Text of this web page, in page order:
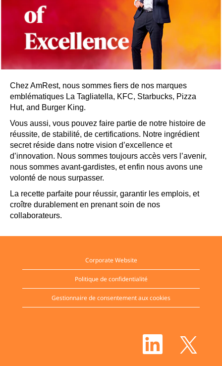
Chez AmRest, nous sommes fiers de nos marques
emblématiques La Tagliatella, KFC, Starbucks, Pizza
Hut, and Burger King.
Vous aussi, vous pouvez faire partie de notre histoire de
réussite, de stabilité, de certifications. Notre ingrédient
secret réside dans notre vision d’excellence et
d’innovation. Nous sommes toujours accès vers l’avenir,
nous sommes avant-gardistes, et enfin nous avons une
volonté de nous surpasser.
La recette parfaite pour réussir, garantir les emplois, et
croître durablement en prenant soin de nos
collaborateurs.
Corporate Website
Politique de confidentialité
Gestionnaire de consentement aux cookies
S
u
S
o
u